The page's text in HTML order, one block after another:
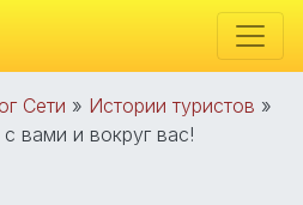
Сети » Истории туристов »
вами и вокруг вас!